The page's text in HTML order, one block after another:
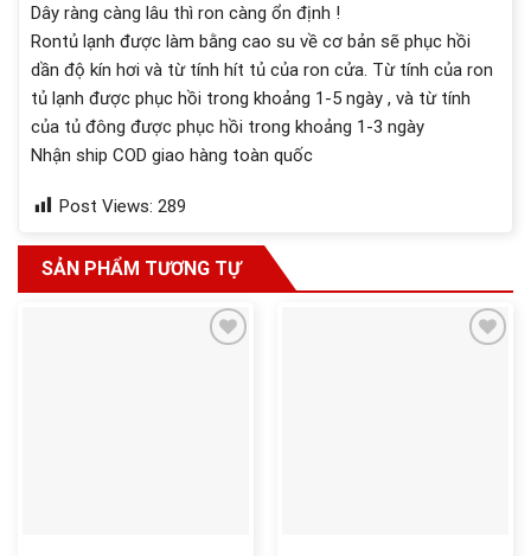
Dây ràng càng lâu thì ron càng ổn định !
Rontủ lạnh được làm bằng cao su về cơ bản sẽ phục hồi
dần độ kín hơi và từ tính hít tủ của ron cửa. Từ tính của ron
tủ lạnh được phục hồi trong khoảng 1-5 ngày , và từ tính
của tủ đông được phục hồi trong khoảng 1-3 ngày
Nhận ship COD giao hàng toàn quốc
Post Views: 289
SẢN PHẨM TƯƠNG TỰ